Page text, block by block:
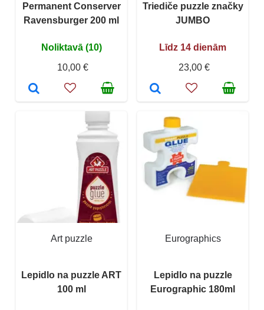
Permanent Conserver
Ravensburger 200 ml
Noliktavā (10)
10,00 €
Triediče puzzle značky
JUMBO
Līdz 14 dienām
23,00 €
Art puzzle
Lepidlo na puzzle ART
100 ml
Eurographics
Lepidlo na puzzle
Eurographic 180ml